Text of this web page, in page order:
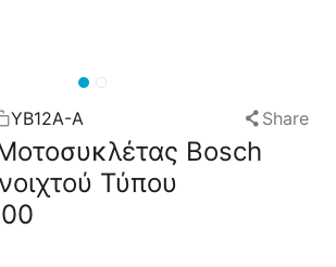
YB12A-A Share
Bosch
Τύπου